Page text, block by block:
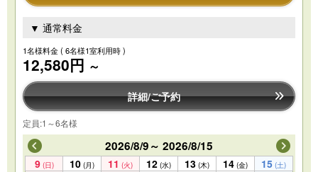
▼ 通常料金
1名様料金( 6名様1室利用時 )
12,580円 ～
詳細/ご予約
定員:1～6名様
2026/8/9～ 2026/8/15
9 (日) 10 (月) 11 (火) 12 (水) 13 (木) 14 (金) 15 (土)